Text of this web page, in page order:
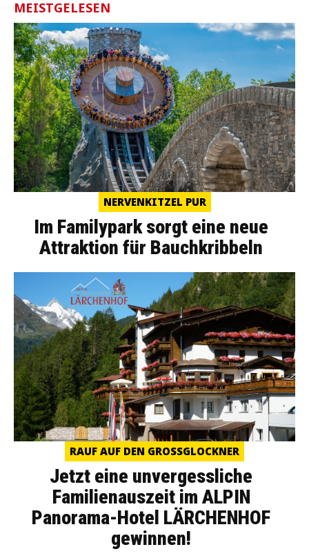
MEISTGELESEN
NERVENKITZEL PUR
Im Familypark sorgt eine neue
Attraktion für Bauchkribbeln
RAUF AUF DEN GROSSGLOCKNER
Jetzt eine unvergessliche
Familienauszeit im ALPIN
Panorama-Hotel LÄRCHENHOF
gewinnen!